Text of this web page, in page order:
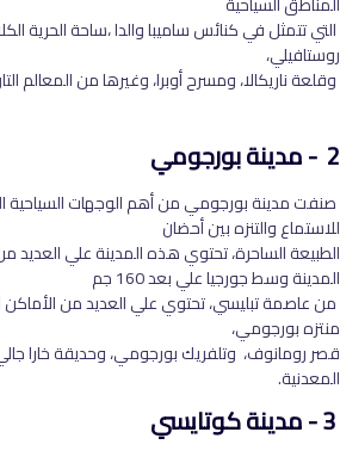
التي تتمثل في كنائس ساميبا والدا ،ساحة الحرية
روستافيلي،
وقلعة ناريكالا، ومسرح أوبرا، وغيرها من المعالم
2 - مدينة بورجومي
صنفت مدينة بورجومي من أهم الوجهات السياحية
للاستماع والتنزه بين أحضان
الطبيعة الساحرة، تحتوي هذه المدينة علي العديد
المدينة وسط جورجيا علي بعد 160 جم
من عاصمة تبليسي، تحتوي علي العديد من الأماكن
منتزه بورجومي،
قصر رومانوف، وتلفريك بورجومي، وحديقة خارا جالي
المعدنية.